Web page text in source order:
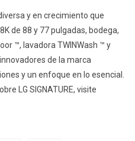
y en crecimiento que
de 88 y 77 pulgadas, bodega,
™️, lavadora TWINWash ™️ y
de la marca
y un enfoque en lo esencial.
LG SIGNATURE, visite